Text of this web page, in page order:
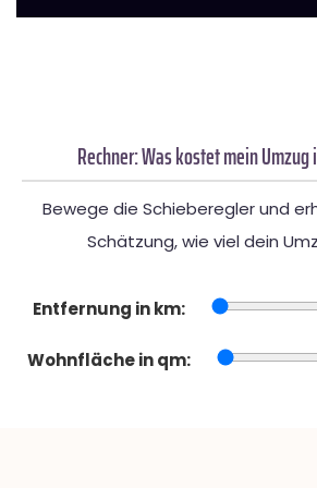
Rechner: Was kostet mein
Bewege die Schieberegler und
Schätzung, wie viel dein
Entfernung in km:
Wohnfläche in qm: